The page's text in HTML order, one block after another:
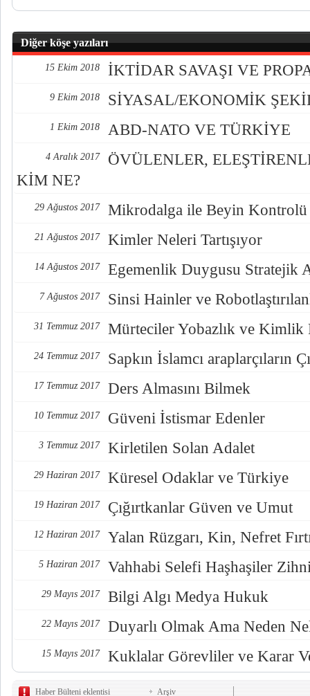
Diğer köşe yazıları
15 Ekim 2018 İKTİDAR SAVAŞI VE
9 Ekim 2018 SİYASAL/EKONOMİK
1 Ekim 2018 ABD-NATO VE TÜRKİYE
4 Aralık 2017
ÖVÜLENLER,
KİM NE?
29 Ağustos 2017 Mikrodalga ile Beyin Kontrolü
21 Ağustos 2017 Kimler Neleri Tartışıyor
14 Ağustos 2017 Egemenlik Duygusu Stratejik
7 Ağustos 2017 Sinsi Hainler ve
31 Temmuz 2017 Mürteciler Yobazlık ve Kimlik
24 Temmuz 2017 Sapkın İslamcı araplarçıların
17 Temmuz 2017 Ders Almasını Bilmek
10 Temmuz 2017 Güveni İstismar Edenler
3 Temmuz 2017 Kirletilen Solan Adalet
29 Haziran 2017 Küresel Odaklar ve Türkiye
19 Haziran 2017 Çığırtkanlar Güven ve Umut
12 Haziran 2017 Yalan Rüzgarı, Kin, Nefret
5 Haziran 2017 Vahhabi Selefi Haşhaşiler
29 Mayıs 2017 Bilgi Algı Medya Hukuk
22 Mayıs 2017 Duyarlı Olmak Ama Neden
15 Mayıs 2017 Kuklalar Görevliler ve Karar
Haber Bülteni eklentisi
Arşiv